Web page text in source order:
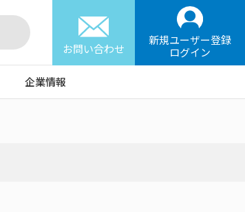
お問い合わせ
新規ユーザー登録
ログイン
企業情報